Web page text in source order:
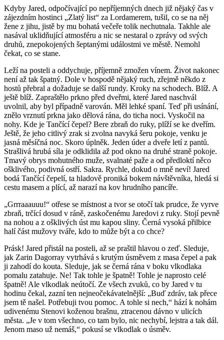
Kdyby Jared, odpočívající po nepříjemných dnech již nějaký čas v
zájezdním hostinci „Zlatý list“ za Lordamerem, tušil, co se na něj
žene z jihu, jistě by mu bohatá večeře tolik nechutnala. Takhle ale
nasával uklidňující atmosféru a nic se nestaral o zprávy od svých
druhů, znepokojených šeptanými událostmi ve městě. Nemohl
čekat, co se stane.
Leží na posteli a oddychuje, příjemně zmožen vínem. Život nakonec
není až tak špatný. Dole v hospodě nějaký ruch, zřejmě někdo z
hostů přebral a dožaduje se další rundy. Kroky na schodech. Blíž. A
ještě blíž. Zapraštělo prkno před dveřmi, které Jared naschvál
uvolnil, aby byl případně varován. Měl lehké spaní. Teď při usínání,
znělo vrznutí prkna jako dělová rána, do ticha noci. Vyskočil na
nohy. Kde je Tančící čepel? Bere zbraň do ruky, plíží se ke dveřím.
Ještě, že jeho citlivý zrak si zvolna navyká šeru pokoje, venku je
jasná měsíčná noc. Skoro úplněk. Jeden úder a dveře letí z pantů.
Strašlivá hrubá síla je odklidila až pod okno na druhé straně pokoje.
Tmavý obrys mohutného muže, svalnaté paže a od předloktí něco
ošklivého, podivná ostří. Sakra. Rychle, dokud o mně neví! Jared
bodá Tančící čepelí, ta hladově proniká bokem návštěvníka, hledá si
cestu masem a plící, až narazí na kov hrudního pancíře.
„Grrraaauuu!“ otřese se místnost a tvor se otočí tak prudce, že vyrve
zbraň, trčící dosud v ráně, zaskočenému Jaredovi z ruky. Stojí pevně
na nohou a z ošklivých úst mu kapou sliny. Černá vysoká přilbice
halí část mužovy tváře, kdo to může být a co chce?
Prásk! Jared přistál na posteli, až se praštil hlavou o zeď. Sleduje,
jak Zarin Dagorray vytrhává s krutým úsměvem z masa čepel a pak
ji zahodí do kouta. Sleduje, jak se černá rána v boku vlkodlaka
pomalu zatahuje. Ne! Tak tohle je špatně! Tohle je naprosto celé
špatně! Ale vlkodlak neútočí. Ze všech zvuků, co by Jared v tu
hodinu čekal, zazní ten nejneočekávatelnější: „Buď zdráv, tak přece
jsem tě našel. Potřebuji tvou pomoc. A tohle si nech,“ hází k nohám
udivenému Stenovi koženou brašnu, ztracenou dávno v ulicích
města. „Je v tom všechno, co tam bylo, nic nechybí, lejstra a tak dál.
Jenom maso už nemáš,“ pokusí se vlkodlak o úsměv.